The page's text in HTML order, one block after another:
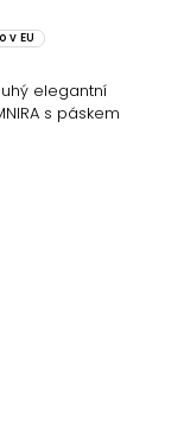
v EU
elegantní
s páskem